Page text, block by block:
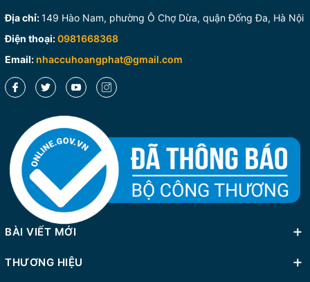
Địa chỉ:149 Hào Nam, phường Ô Chợ Dừa, quận Đống Đa, Hà Nội
Điện thoại:0981668368
Email: nhaccuhoangphat@gmail.com
BÀI VIẾT MỚI
THƯƠNG HIỆU